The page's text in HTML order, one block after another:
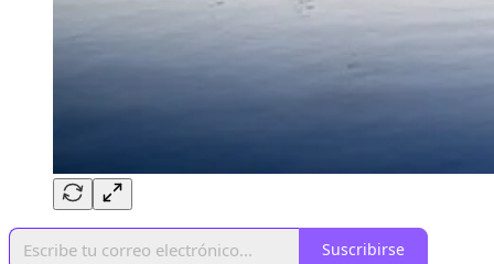
Suscribirse